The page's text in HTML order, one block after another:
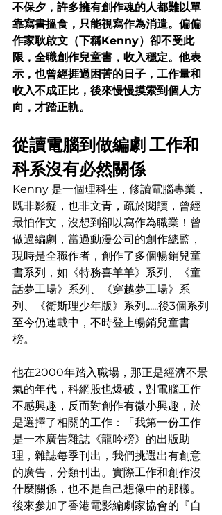
不保夕，許多擁有創作魂的人都難以單
靠寫書搵食，只能視寫作為消遣。偏偏
作家耿啟文（下稱Kenny）卻不受此
限，全職創作兒童書，收入穩定。他表
示，也曾經捱過困苦的日子，工作量和
收入不成正比，後來慢慢摸索到個人方
向，才踏正軌。
從讀電腦到做編劇 工作和
科系沒有必然關係
Kenny 是一個理科生，修讀電腦專業，
既非影癡，也非文青，疏於閱讀，曾經
最怕作文，沒想到卻以寫作為職業！曾
做過編劇，當過動漫公司的創作總監，
現時是全職作者，創作了多個暢銷兒童
書系列，如《特務喜羊羊》系列、《童
話夢工場》系列、《穿越夢工場》系
列、《衛斯理少年版》系列......後3個系列
至今仍連載中，不時登上暢銷兒童書
榜。
他在2000年踏入職場，那正是經濟不景
氣的年代，科網股也爆破，對電腦工作
不感興趣，反而對創作有微小興趣，於
是選擇了相關的工作：「我第一份工作
是一本廣告雜誌《龍吟榜》的出版助
理，雜誌每季刊出，我們挑選出有創意
的廣告，分類刊出。實際工作和創作沒
什麼關係，也不是自己想像中的那樣。
後來參加了香港電影編劇家協會的『自